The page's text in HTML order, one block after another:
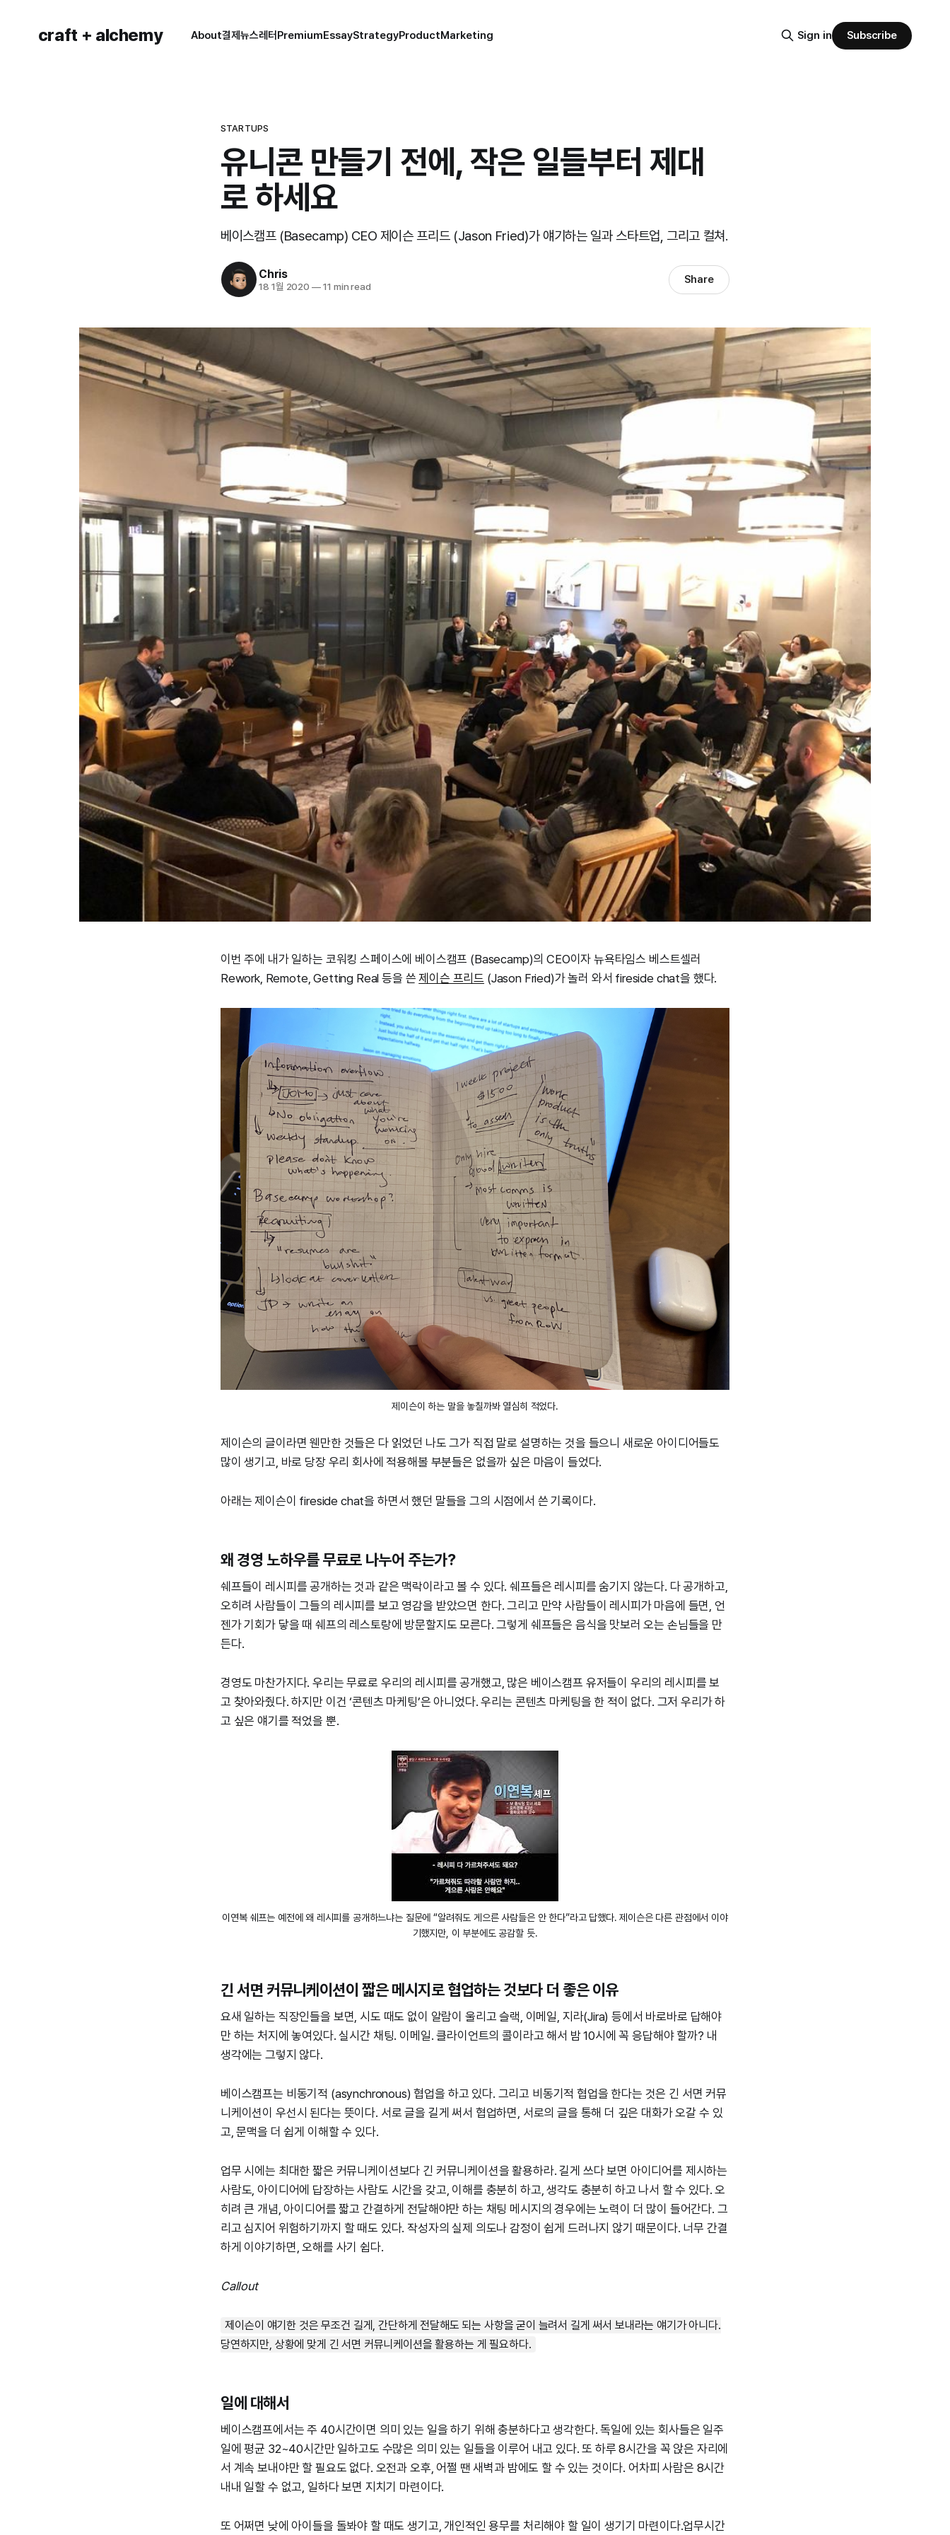
craft + alchemy About결제뉴스레터 PremiumEssayStrategyProductMarketing Sign in Subscribe
STARTUPS
유니콘 만들기 전에, 작은 일들부터 제대
로 하세요
베이스캠프 (Basecamp) CEO 제이슨 프리드 (Jason Fried)가 얘기하는 일과 스타트업, 그리고 컬쳐.
Chris
18 1월 2020 —11 min read
Share
이번 주에 내가 일하는 코워킹 스페이스에 베이스캠프 (Basecamp)의 CEO이자 뉴욕타임스 베스트셀러
Rework, Remote, Getting Real 등을 쓴제이슨 프리드 (Jason Fried)가 놀러 와서 fireside chat을 했다.
제이슨이 하는 말을 놓칠까봐 열심히 적었다.
제이슨의 글이라면 웬만한 것들은 다 읽었던 나도 그가 직접 말로 설명하는 것을 들으니 새로운 아이디어들도
많이 생기고, 바로 당장 우리 회사에 적용해볼 부분들은 없을까 싶은 마음이 들었다.
아래는 제이슨이 fireside chat을 하면서 했던 말들을 그의 시점에서 쓴 기록이다.
왜 경영 노하우를 무료로 나누어 주는가?
쉐프들이 레시피를 공개하는 것과 같은 맥락이라고 볼 수 있다. 쉐프들은 레시피를 숨기지 않는다. 다 공개하고,
오히려 사람들이 그들의 레시피를 보고 영감을 받았으면 한다. 그리고 만약 사람들이 레시피가 마음에 들면, 언
젠가 기회가 닿을 때 쉐프의 레스토랑에 방문할지도 모른다. 그렇게 쉐프들은 음식을 맛보러 오는 손님들을 만
든다.
경영도 마찬가지다. 우리는 무료로 우리의 레시피를 공개했고, 많은 베이스캠프 유저들이 우리의 레시피를 보
고 찾아와줬다. 하지만 이건 ‘콘텐츠 마케팅’은 아니었다. 우리는 콘텐츠 마케팅을 한 적이 없다. 그저 우리가 하
고 싶은 얘기를 적었을 뿐.
이연복 쉐프는 예전에 왜 레시피를 공개하느냐는 질문에 “알려줘도 게으른 사람들은 안 한다”라고 답했다. 제이슨은 다른 관점에서 이야
기했지만, 이 부분에도 공감할 듯.
긴 서면 커뮤니케이션이 짧은 메시지로 협업하는 것보다 더 좋은 이유
요새 일하는 직장인들을 보면, 시도 때도 없이 알람이 울리고 슬랙, 이메일, 지라(Jira) 등에서 바로바로 답해야
만 하는 처지에 놓여있다. 실시간 채팅. 이메일. 클라이언트의 콜이라고 해서 밤 10시에 꼭 응답해야 할까? 내
생각에는 그렇지 않다.
베이스캠프는 비동기적 (asynchronous) 협업을 하고 있다. 그리고 비동기적 협업을 한다는 것은 긴 서면 커뮤
니케이션이 우선시 된다는 뜻이다. 서로 글을 길게 써서 협업하면, 서로의 글을 통해 더 깊은 대화가 오갈 수 있
고, 문맥을 더 쉽게 이해할 수 있다.
업무 시에는 최대한 짧은 커뮤니케이션보다 긴 커뮤니케이션을 활용하라. 길게 쓰다 보면 아이디어를 제시하는
사람도, 아이디어에 답장하는 사람도 시간을 갖고, 이해를 충분히 하고, 생각도 충분히 하고 나서 할 수 있다. 오
히려 큰 개념, 아이디어를 짧고 간결하게 전달해야만 하는 채팅 메시지의 경우에는 노력이 더 많이 들어간다. 그
리고 심지어 위험하기까지 할 때도 있다. 작성자의 실제 의도나 감정이 쉽게 드러나지 않기 때문이다. 너무 간결
하게 이야기하면, 오해를 사기 쉽다.
Callout
제이슨이 얘기한 것은 무조건 길게, 간단하게 전달해도 되는 사항을 굳이 늘려서 길게 써서 보내라는 얘기가 아니다.
당연하지만, 상황에 맞게 긴 서면 커뮤니케이션을 활용하는 게 필요하다.
일에 대해서
베이스캠프에서는 주 40시간이면 의미 있는 일을 하기 위해 충분하다고 생각한다. 독일에 있는 회사들은 일주
일에 평균 32~40시간만 일하고도 수많은 의미 있는 일들을 이루어 내고 있다. 또 하루 8시간을 꼭 앉은 자리에
서 계속 보내야만 할 필요도 없다. 오전과 오후, 어쩔 땐 새벽과 밤에도 할 수 있는 것이다. 어차피 사람은 8시간
내내 일할 수 없고, 일하다 보면 지치기 마련이다.
또 어쩌면 낮에 아이들을 돌봐야 할 때도 생기고, 개인적인 용무를 처리해야 할 일이 생기기 마련이다.업무시간